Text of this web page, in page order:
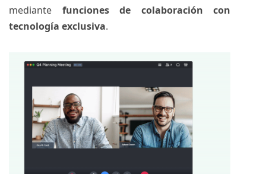
mediante funciones de colaboración con
tecnología exclusiva.